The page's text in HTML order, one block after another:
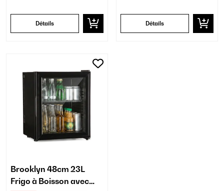
Détails Détails
Brooklyn 48cm 23L
Frigo à Boisson avec